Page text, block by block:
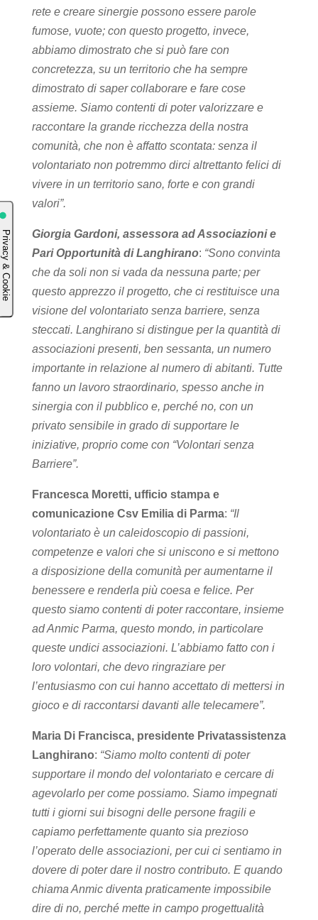
rete e creare sinergie possono essere parole
fumose, vuote; con questo progetto, invece,
abbiamo dimostrato che si può fare con
concretezza, su un territorio che ha sempre
dimostrato di saper collaborare e fare cose
assieme. Siamo contenti di poter valorizzare e
raccontare la grande ricchezza della nostra
comunità, che non è affatto scontata: senza il
volontariato non potremmo dirci altrettanto felici di
vivere in un territorio sano, forte e con grandi
valori”.
Giorgia Gardoni, assessora ad Associazioni e
Pari Opportunità di Langhirano: “Sono convinta
che da soli non si vada da nessuna parte; per
questo apprezzo il progetto, che ci restituisce una
visione del volontariato senza barriere, senza
steccati. Langhirano si distingue per la quantità di
associazioni presenti, ben sessanta, un numero
importante in relazione al numero di abitanti. Tutte
fanno un lavoro straordinario, spesso anche in
sinergia con il pubblico e, perché no, con un
privato sensibile in grado di supportare le
iniziative, proprio come con “Volontari senza
Barriere”.
Francesca Moretti, ufficio stampa e
comunicazione Csv Emilia di Parma: “Il
volontariato è un caleidoscopio di passioni,
competenze e valori che si uniscono e si mettono
a disposizione della comunità per aumentarne il
benessere e renderla più coesa e felice. Per
questo siamo contenti di poter raccontare, insieme
ad Anmic Parma, questo mondo, in particolare
queste undici associazioni. L’abbiamo fatto con i
loro volontari, che devo ringraziare per
l’entusiasmo con cui hanno accettato di mettersi in
gioco e di raccontarsi davanti alle telecamere”.
Maria Di Francisca, presidente Privatassistenza
Langhirano: “Siamo molto contenti di poter
supportare il mondo del volontariato e cercare di
agevolarlo per come possiamo. Siamo impegnati
tutti i giorni sui bisogni delle persone fragili e
capiamo perfettamente quanto sia prezioso
l’operato delle associazioni, per cui ci sentiamo in
dovere di poter dare il nostro contributo. E quando
chiama Anmic diventa praticamente impossibile
dire di no, perché mette in campo progettualità